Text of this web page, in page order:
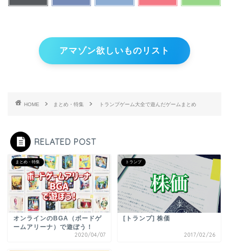
アマゾン欲しいものリスト
HOME まとめ・特集 トランプゲーム大全で遊んだゲームまとめ
RELATED POST
まとめ・特集
オンラインのBGA（ボードゲ
ームアリーナ）で遊ぼう！
2020/04/07
トランプ
[トランプ] 株価
2017/02/26